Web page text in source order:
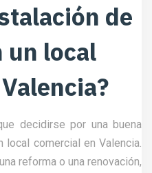
de
un local
decidirse por una buena
local comercial en Valencia.
reforma o una renovación,